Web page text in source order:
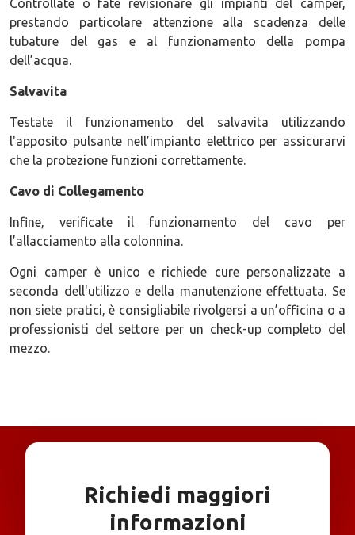
Controllate o fate revisionare gli impianti del camper,
prestando particolare attenzione alla scadenza delle
tubature del gas e al funzionamento della pompa
dell’acqua.
Salvavita
Testate il funzionamento del salvavita utilizzando
l'apposito pulsante nell’impianto elettrico per assicurarvi
che la protezione funzioni correttamente.
Cavo di Collegamento
Infine, verificate il funzionamento del cavo per
l’allacciamento alla colonnina.
Ogni camper è unico e richiede cure personalizzate a
seconda dell'utilizzo e della manutenzione effettuata. Se
non siete pratici, è consigliabile rivolgersi a un’officina o a
professionisti del settore per un check-up completo del
mezzo.
Richiedi maggiori
informazioni